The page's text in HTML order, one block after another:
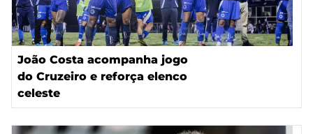
João Costa acompanha jogo
do Cruzeiro e reforça elenco
celeste